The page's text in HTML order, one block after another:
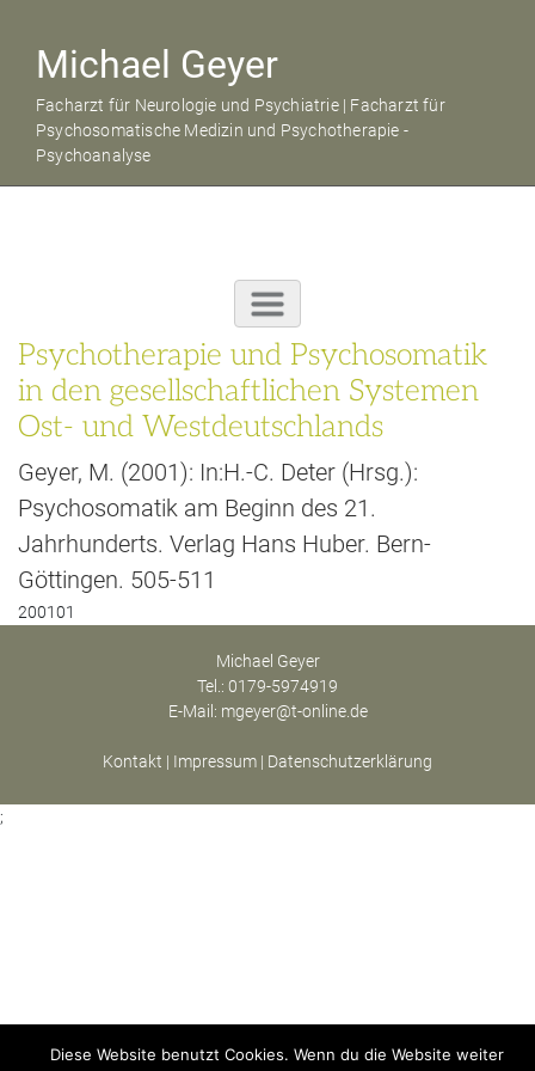
Michael Geyer
Facharzt für Neurologie und Psychiatrie | Facharzt für
Psychosomatische Medizin und Psychotherapie -
Psychoanalyse
Psychotherapie und Psychosomatik
in den gesellschaftlichen Systemen
Ost- und Westdeutschlands
Geyer, M. (2001): In:H.-C. Deter (Hrsg.):
Psychosomatik am Beginn des 21.
Jahrhunderts. Verlag Hans Huber. Bern-
Göttingen. 505-511
200101
Michael Geyer
Tel.: 0179-5974919
E-Mail: mgeyer@t-online.de
Kontakt | Impressum | Datenschutzerklärung
Diese Website benutzt Cookies. Wenn du die Website weiter
;